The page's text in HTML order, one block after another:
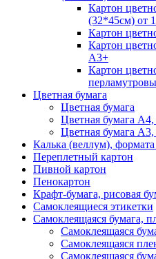
Картон
(32*45см) от
Картон
Картон
А3+
Картон
Цветная бумага
Цветная бумага
Цветная бумага
Цветная бумага
Калька (веллум),
Переплетный картон
Пивной картон
Пенокартон
Крафт-бумага, рисовая
Самоклеящиеся этикетки
Самоклеящаяся бумага,
Самоклеящаяся
Самоклеящаяся
Самоклеящаяся